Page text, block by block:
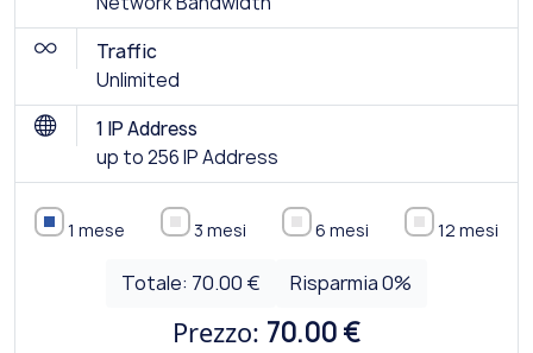
Traffic
Unlimited
1 IP Address
up to 256 IP Address
1 mese 3 mesi 6 mesi 12 mesi
Totale: 70.00 € Risparmia0%
Prezzo: 70.00 €